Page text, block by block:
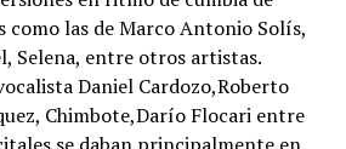
como las de Marco Antonio Solís,
Selena, entre otros artistas.
Daniel Cardozo,Roberto
Chimbote,Darío Flocari entre